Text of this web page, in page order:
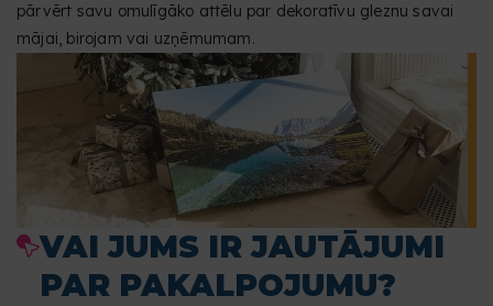
pārvērt savu omulīgāko attēlu par dekoratīvu gleznu savai
mājai, birojam vai uzņēmumam.
VAI JUMS IR JAUTĀJUMI
PAR PAKALPOJUMU?